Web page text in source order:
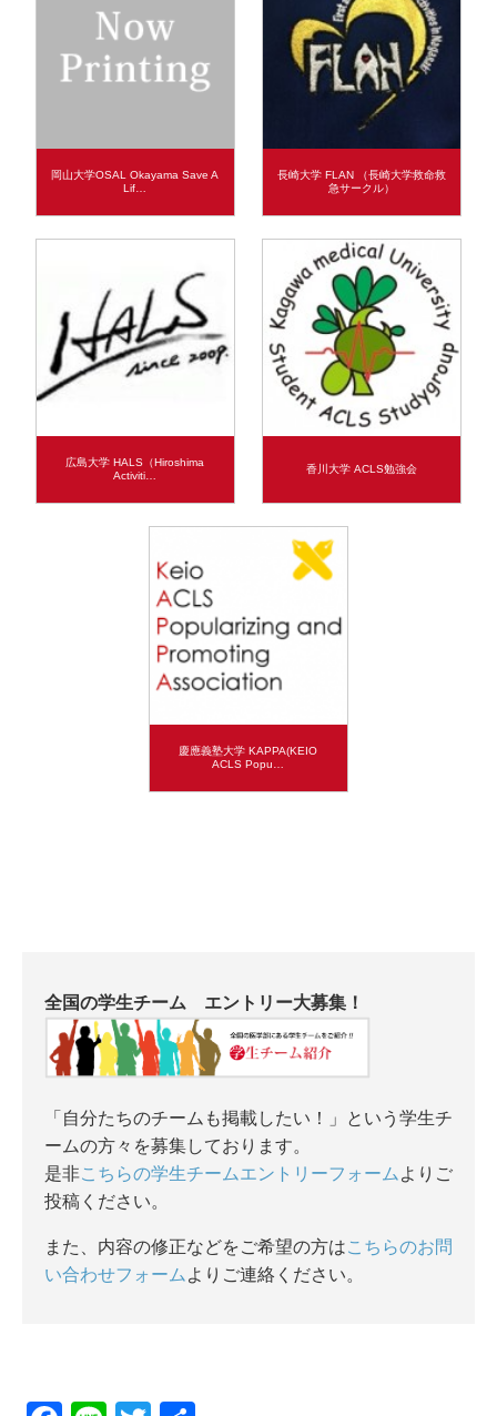
岡山大学OSAL Okayama Save A
Lif…
長崎大学 FLAN （長崎大学救命救
急サークル）
広島大学 HALS（Hiroshima
Activiti…
香川大学 ACLS勉強会
慶應義塾大学 KAPPA(KEIO
ACLS Popu…
全国の学生チーム エントリー大募集！
「自分たちのチームも掲載したい！」という学生チ
ームの方々を募集しております。
是非こちらの学生チームエントリーフォーム よりご
投稿ください。
また、内容の修正などをご希望の方はこちらのお問
い合わせフォーム よりご連絡ください。